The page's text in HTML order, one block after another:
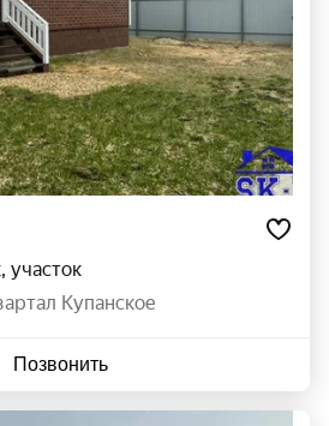
участок
Купанское
Позвонить